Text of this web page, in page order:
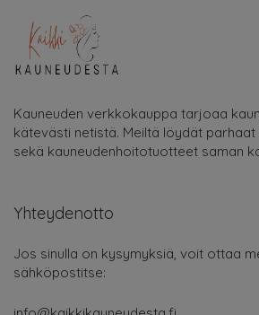
Kauneuden verkkokauppa tarjoaa
kätevästi netistä. Meiltä löydät
sekä kauneudenhoitotuotteet saman
Yhteydenotto
Jos sinulla on kysymyksiä, voit ottaa
sähköpostitse: